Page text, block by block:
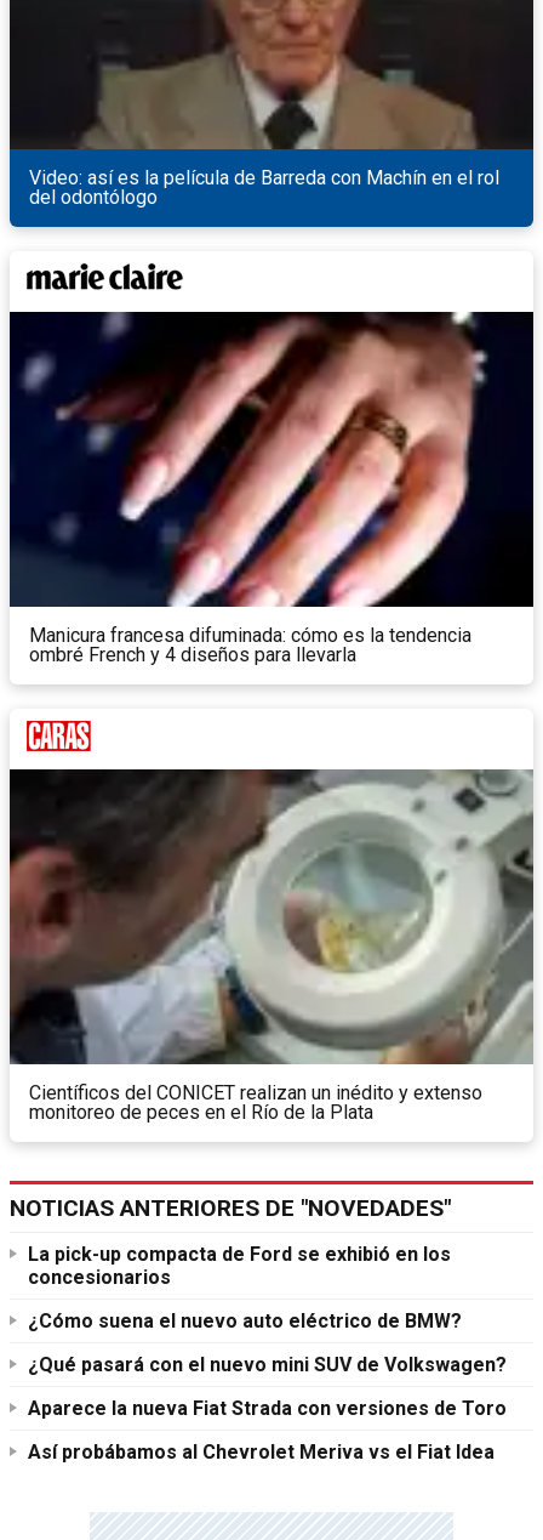
Video: así es la película de Barreda con Machín en el rol
del odontólogo
Manicura francesa difuminada: cómo es la tendencia
ombré French y 4 diseños para llevarla
Científicos del CONICET realizan un inédito y extenso
monitoreo de peces en el Río de la Plata
NOTICIAS ANTERIORES DE "NOVEDADES"
La pick-up compacta de Ford se exhibió en los
concesionarios
¿Cómo suena el nuevo auto eléctrico de BMW?
¿Qué pasará con el nuevo mini SUV de Volkswagen?
Aparece la nueva Fiat Strada con versiones de Toro
Así probábamos al Chevrolet Meriva vs el Fiat Idea